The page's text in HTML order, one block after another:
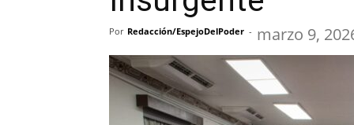
Por Redacción/EspejoDelPoder - marzo 9,